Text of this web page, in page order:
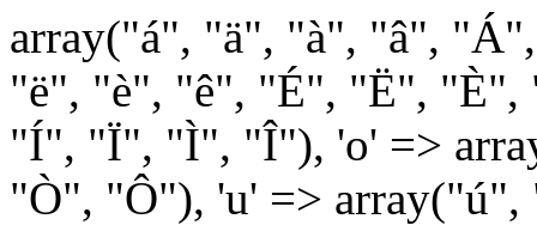
array("á", "ä", "à", "â",
"ë", "è", "ê", "É", "Ë",
"Í", "Ï", "Ì", "Î"), 'o' =>
"Ò", "Ô"), 'u' =>